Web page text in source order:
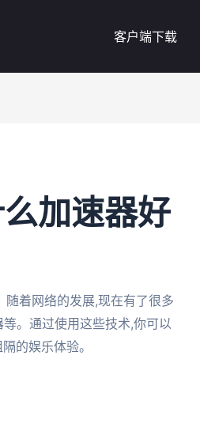
客户端下载
加速器好
着网络的发展,现在有了很多
。通过使用这些技术,你可以
的娱乐体验。